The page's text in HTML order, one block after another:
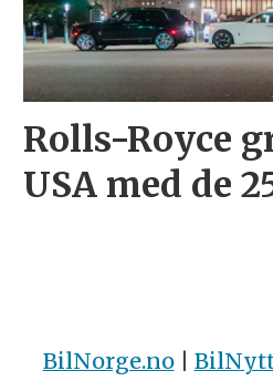
Rolls-Royce
USA med de
BilNorge.no|